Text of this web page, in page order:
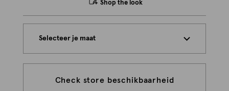
Shop the look
Selecteer je maat
Check store beschikbaarheid